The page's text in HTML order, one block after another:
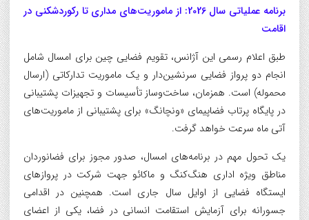
برنامه عملیاتی سال 2026: از ماموریت‌های مداری تا رکوردشکنی در
اقامت
طبق اعلام رسمی این آژانس، تقویم فضایی چین برای امسال شامل
انجام دو پرواز فضایی سرنشین‌دار و یک ماموریت تدارکاتی (ارسال
محموله) است. همزمان، ساخت‌وساز تأسیسات و تجهیزات پشتیبانی
در پایگاه پرتاب فضاپیمای «ونچانگ» برای پشتیبانی از ماموریت‌های
آتی ماه سرعت خواهد گرفت.
یک تحول مهم در برنامه‌های امسال، صدور مجوز برای فضانوردان
مناطق ویژه اداری هنگ‌کنگ و ماکائو جهت شرکت در پروازهای
ایستگاه فضایی از اوایل سال جاری است. همچنین در اقدامی
جسورانه برای آزمایش استقامت انسانی در فضا، یکی از اعضای